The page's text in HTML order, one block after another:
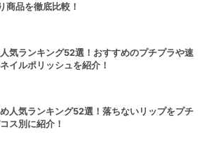
商品を徹底比較！
気ランキング52選！おすすめのプチプラや速
イルポリッシュを紹介！
人気ランキング52選！落ちないリップをプチ
ス別に紹介！